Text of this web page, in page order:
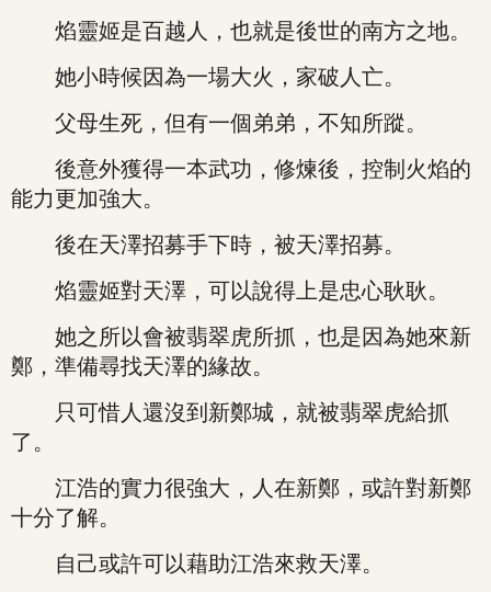
焰靈姬是百越人，也就是後世的南方之地。
她小時候因為一場大火，家破人亡。
父母生死，但有一個弟弟，不知所蹤。
後意外獲得一本武功，修煉後，控制火焰的
能力更加強大。
後在天澤招募手下時，被天澤招募。
焰靈姬對天澤，可以說得上是忠心耿耿。
她之所以會被翡翠虎所抓，也是因為她來新
鄭，準備尋找天澤的緣故。
只可惜人還沒到新鄭城，就被翡翠虎給抓
了。
江浩的實力很強大，人在新鄭，或許對新鄭
十分了解。
自己或許可以藉助江浩來救天澤。